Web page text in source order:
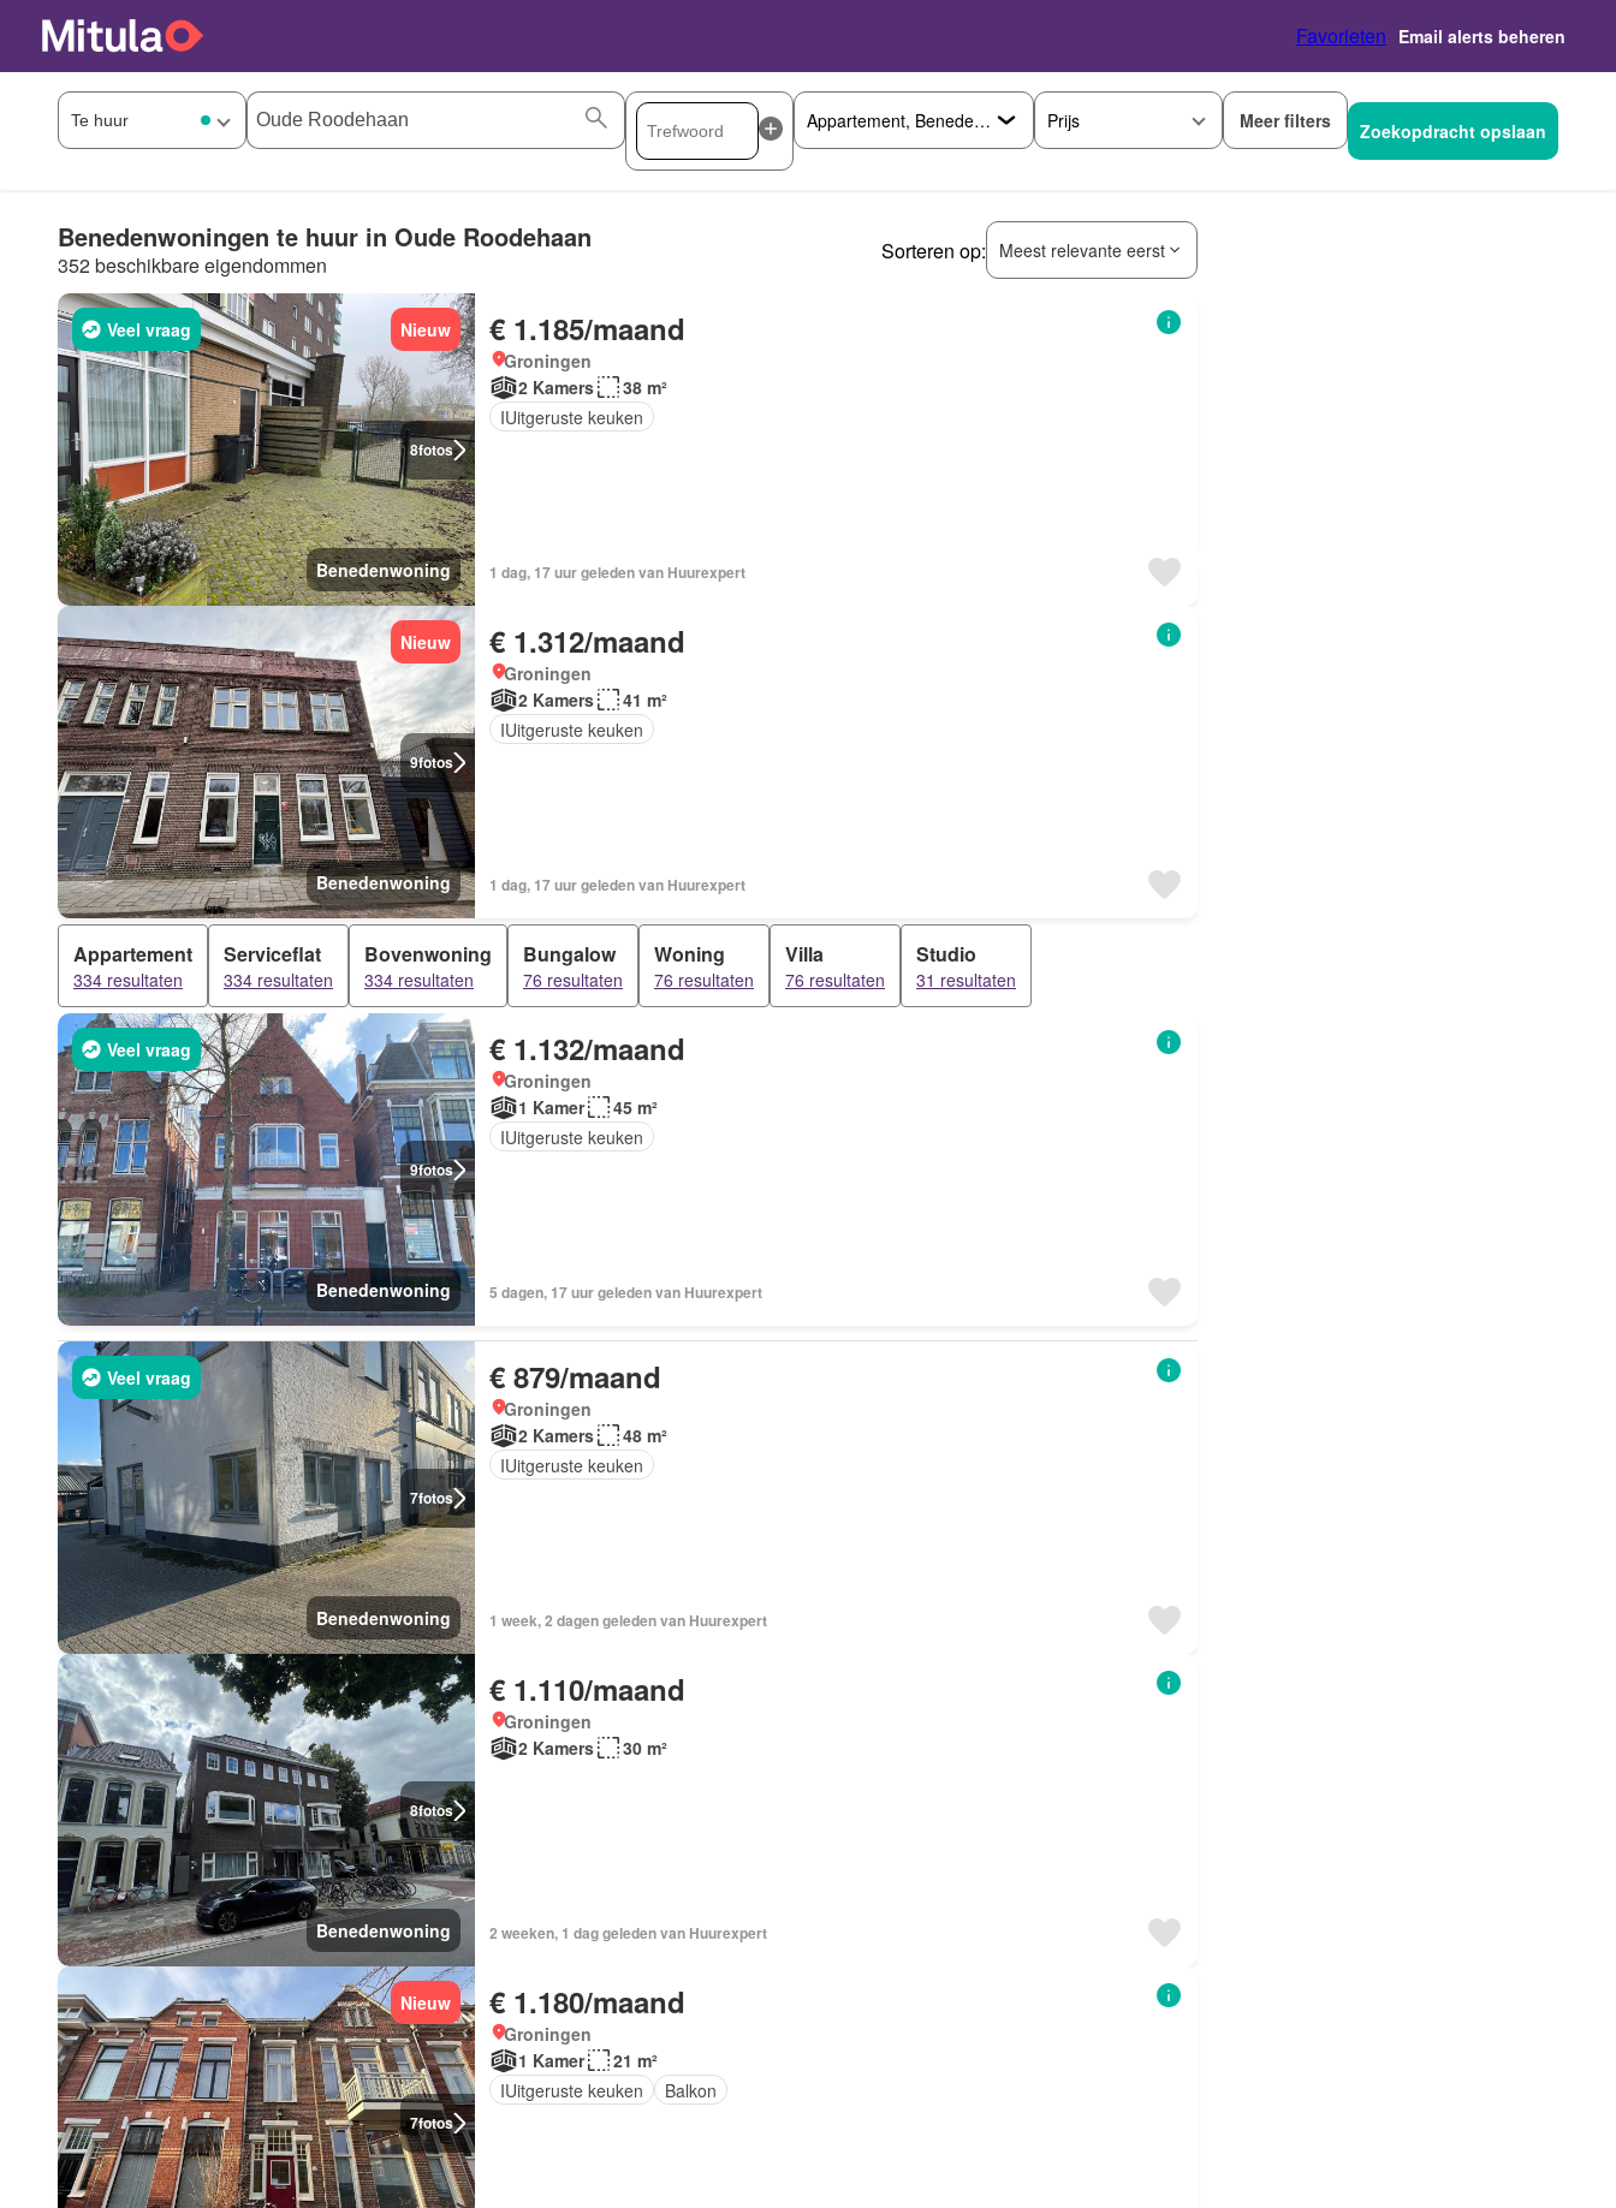
Favorieten Email alerts beheren
Prijs Meer filters Zoekopdracht opslaan
Benedenwoningen te huur in Oude Roodehaan
352 beschikbare eigendommen
Sorteren op: Meest relevante eerst
8fotos
Veel vraag Nieuw
Benedenwoning
€ 1.185/maand
Groningen
2 Kamers
38 m²
IUitgeruste keuken
1 dag, 17 uur geleden van Huurexpert
9fotos
Nieuw
Benedenwoning
€ 1.312/maand
Groningen
2 Kamers
41 m²
IUitgeruste keuken
1 dag, 17 uur geleden van Huurexpert
Appartement
334 resultaten
Serviceflat
334 resultaten
Bovenwoning
334 resultaten
Bungalow
76 resultaten
Woning
76 resultaten
Villa
76 resultaten
Studio
31 resultaten
9fotos
Veel vraag
Benedenwoning
€ 1.132/maand
Groningen
1 Kamer
45 m²
IUitgeruste keuken
5 dagen, 17 uur geleden van Huurexpert
7fotos
Veel vraag
Benedenwoning
€ 879/maand
Groningen
2 Kamers
48 m²
IUitgeruste keuken
1 week, 2 dagen geleden van Huurexpert
8fotos
Benedenwoning
€ 1.110/maand
Groningen
2 Kamers
30 m²
2 weeken, 1 dag geleden van Huurexpert
7fotos
Nieuw € 1.180/maand
Groningen
1 Kamer
21 m²
IUitgeruste keuken
Balkon